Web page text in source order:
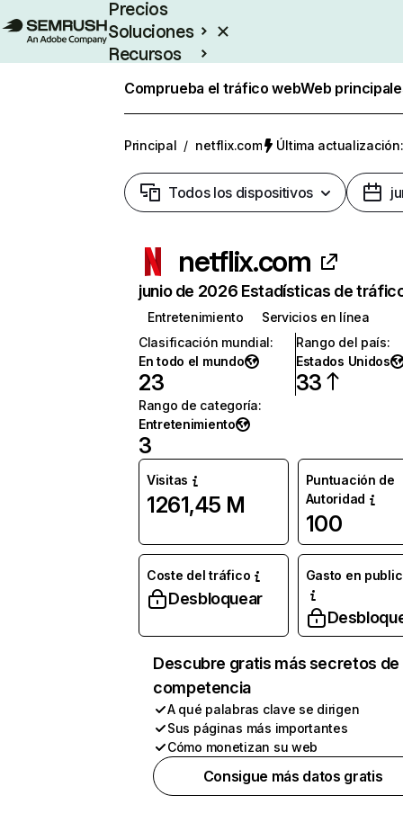
Precios
Soluciones
Recursos
Comprueba el tráfico webWeb
Principal / netflix.com Última
Todos los dispositivos
netflix.com
junio de 2026 Estadísticas de
Entretenimiento
Servicios en línea
Clasificación mundial:
En todo el mundo
23
Rango del país:
Estados Unidos
33
Rango de categoría:
Entretenimiento
3
Visitas
1261,45 M
Puntuación de
Autoridad
100
Coste del tráfico
Desbloquear
Gasto en
Descubre gratis más secretos de
competencia
A qué palabras clave se dirigen
Sus páginas más importantes
Cómo monetizan su web
Consigue más datos gratis